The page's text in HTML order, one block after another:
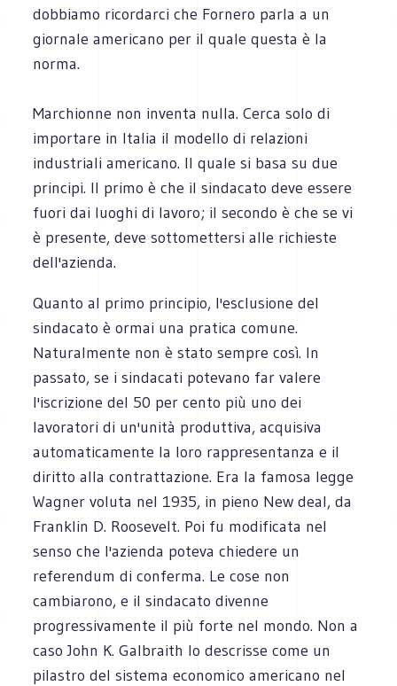
dobbiamo ricordarci che Fornero parla a un
giornale americano per il quale questa è la
norma.
Marchionne non inventa nulla. Cerca solo di
importare in Italia il modello di relazioni
industriali americano. Il quale si basa su due
principi. Il primo è che il sindacato deve essere
fuori dai luoghi di lavoro; il secondo è che se vi
è presente, deve sottomettersi alle richieste
dell'azienda.
Quanto al primo principio, l'esclusione del
sindacato è ormai una pratica comune.
Naturalmente non è stato sempre così. In
passato, se i sindacati potevano far valere
l'iscrizione del 50 per cento più uno dei
lavoratori di un'unità produttiva, acquisiva
automaticamente la loro rappresentanza e il
diritto alla contrattazione. Era la famosa legge
Wagner voluta nel 1935, in pieno New deal, da
Franklin D. Roosevelt. Poi fu modificata nel
senso che l'azienda poteva chiedere un
referendum di conferma. Le cose non
cambiarono, e il sindacato divenne
progressivamente il più forte nel mondo. Non a
caso John K. Galbraith lo descrisse come un
pilastro del sistema economico americano nel